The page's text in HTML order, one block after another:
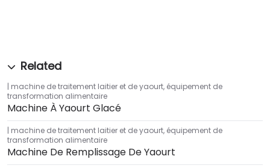
machine de traitement laitier et de yaourt, équipement de
transformation alimentaire
Machine À Yaourt Glacé
machine de traitement laitier et de yaourt, équipement de
transformation alimentaire
Machine De Remplissage De Yaourt